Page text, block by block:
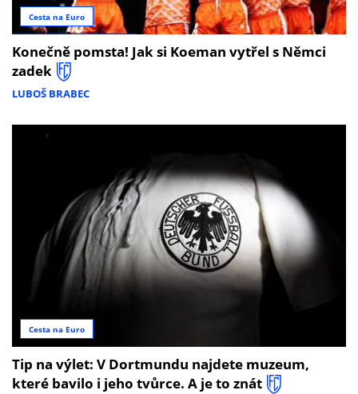
Cesta na Euro
Konečně pomsta! Jak si Koeman vytřel s Němci
zadek
LUBOŠ BRABEC
Cesta na Euro
Tip na výlet: V Dortmundu najdete muzeum,
které bavilo i jeho tvůrce. A je to znát